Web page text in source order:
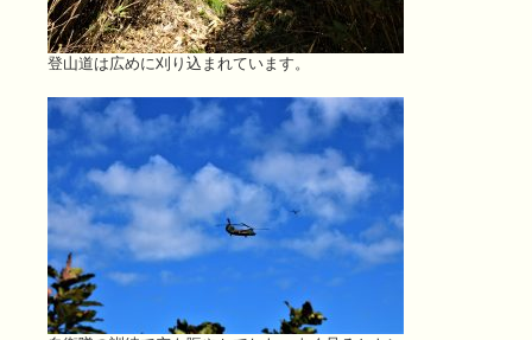
登山道は広めに刈り込まれています。